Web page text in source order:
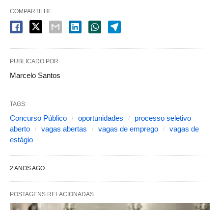
COMPARTILHE
PUBLICADO POR
Marcelo Santos
TAGS:
Concurso Público oportunidades
processo seletivo
aberto
vagas abertas vagas de emprego
vagas de
estágio
2 ANOS AGO
POSTAGENS RELACIONADAS